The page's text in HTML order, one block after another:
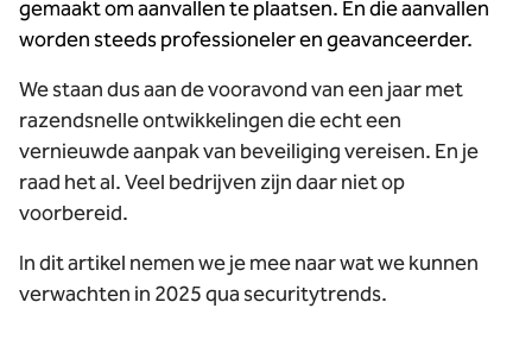
gemaakt om aanvallen te plaatsen. En die aanvallen
worden steeds professioneler en geavanceerder.
We staan dus aan de vooravond van een jaar met
razendsnelle ontwikkelingen die echt een
vernieuwde aanpak van beveiliging vereisen. En je
raad het al. Veel bedrijven zijn daar niet op
voorbereid.
In dit artikel nemen we je mee naar wat we kunnen
verwachten in 2025 qua securitytrends.